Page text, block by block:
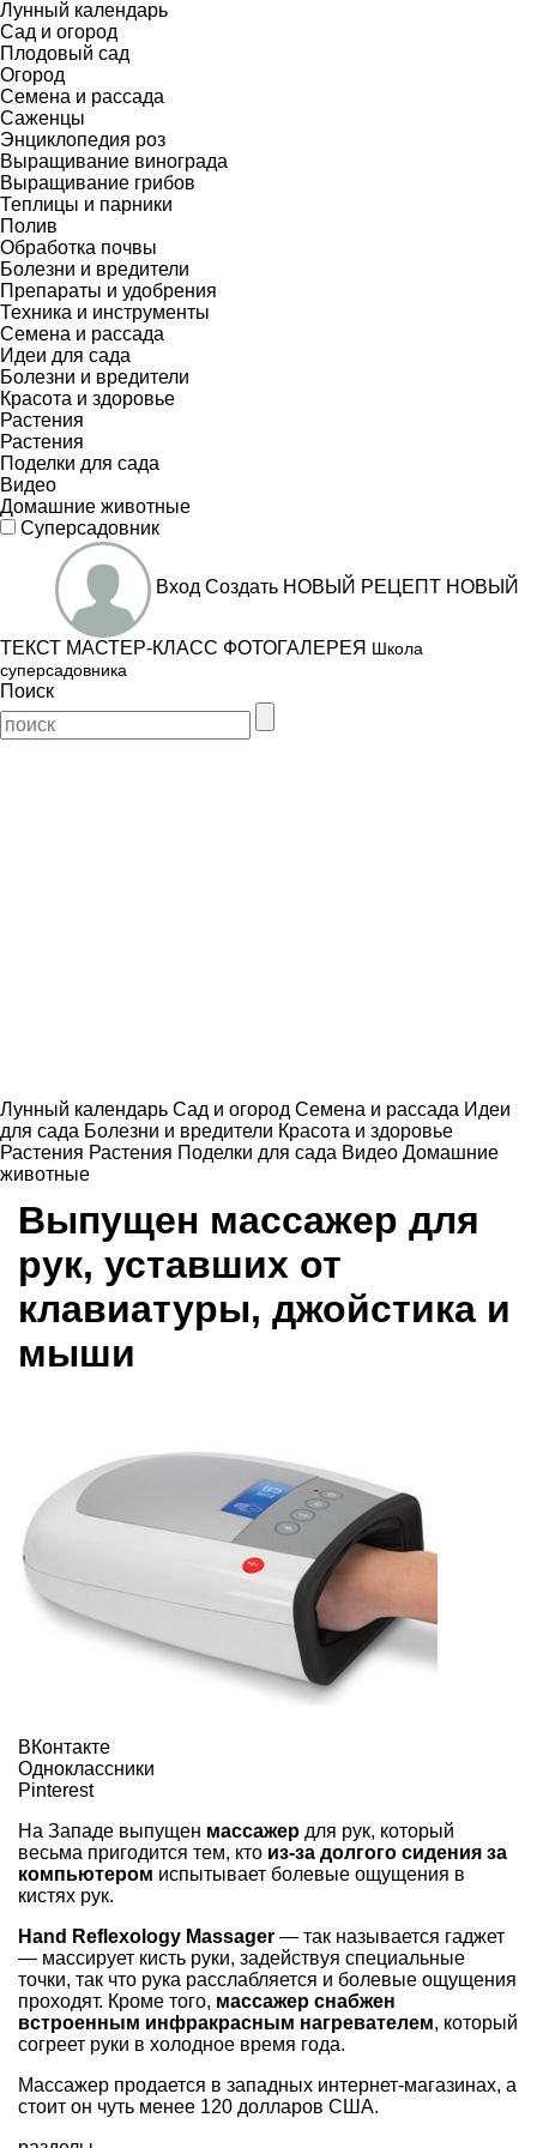
Лунный календарь
Сад и огород
Плодовый сад
Огород
Семена и рассада
Саженцы
Энциклопедия роз
Выращивание винограда
Выращивание грибов
Теплицы и парники
Полив
Обработка почвы
Болезни и вредители
Препараты и удобрения
Техника и инструменты
Семена и рассада
Идеи для сада
Болезни и вредители
Красота и здоровье
Растения
Растения
Поделки для сада
Видео
Домашние животные
Суперсадовник
Вход Создать НОВЫЙ РЕЦЕПТ НОВЫЙ
ТЕКСТ МАСТЕР-КЛАСС ФОТОГАЛЕРЕЯ Школа
суперсадовника
Поиск
Лунный календарь Сад и огород Семена и рассада Идеи
для сада Болезни и вредители Красота и здоровье
Растения Растения Поделки для сада Видео Домашние
животные
Выпущен массажер для
рук, уставших от
клавиатуры, джойстика и
мыши
ВКонтакте
Одноклассники
Pinterest
На Западе выпущен массажер для рук, который
весьма пригодится тем, кто из-за долгого сидения за
компьютером испытывает болевые ощущения в
кистях рук.
Hand Reflexology Massager — так называется гаджет
— массирует кисть руки, задействуя специальные
точки, так что рука расслабляется и болевые ощущения
проходят. Кроме того, массажер снабжен
встроенным инфракрасным нагревателем, который
согреет руки в холодное время года.
Массажер продается в западных интернет-магазинах, а
стоит он чуть менее 120 долларов США.